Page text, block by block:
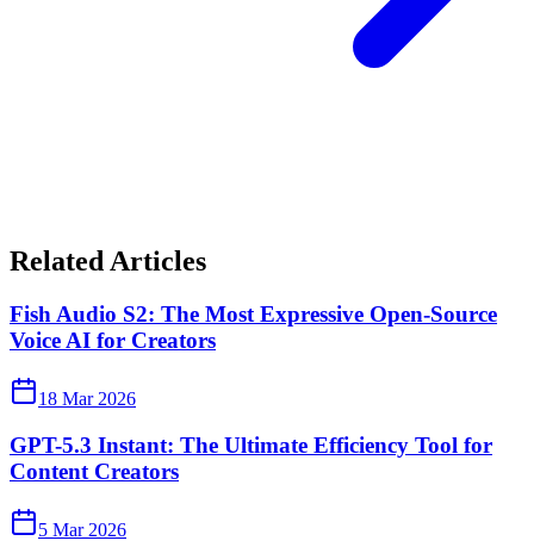
Related Articles
Fish Audio S2: The Most Expressive Open-Source
Voice AI for Creators
18 Mar 2026
GPT-5.3 Instant: The Ultimate Efficiency Tool for
Content Creators
5 Mar 2026